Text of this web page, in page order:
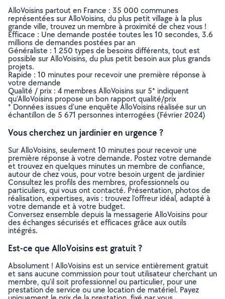
AlloVoisins partout en France : 35 000 communes
représentées sur AlloVoisins, du plus petit village à la plus
grande ville, trouvez un membre à proximité de chez vous !
Efficace : Une demande postée toutes les 10 secondes, 3.6
millions de demandes postées par an
Généraliste : 1 250 types de besoins différents, tout est
possible sur AlloVoisins, du plus petit besoin aux plus grands
projets.
Rapide : 10 minutes pour recevoir une première réponse à
votre demande
Qualité / prix : 4 membres AlloVoisins sur 5* indiquent
qu’AlloVoisins propose un bon rapport qualité/prix
* Données issues d’une enquête AlloVoisins réalisée sur un
échantillon de 5 671 personnes interrogées (Février 2024)
Vous cherchez un jardinier en urgence ?
Sur AlloVoisins, seulement 10 minutes pour recevoir une
première réponse à votre demande. Postez votre demande
et trouvez en quelques minutes un membre de confiance,
autour de chez vous, pour votre besoin urgent de jardinier
Consultez les profils des membres, professionnels ou
particuliers, qui vous ont contacté. Présentation, photos de
réalisation, expertises, avis : trouvez l'offreur idéal, adapté à
votre demande et à votre budget.
Conversez ensemble depuis la messagerie AlloVoisins pour
des échanges sécurisés et efficaces grâce aux outils
intégrés.
Est-ce que AlloVoisins est gratuit ?
Absolument ! AlloVoisins est un service entièrement gratuit
et sans aucune commission pour tout utilisateur cherchant un
membre, qu’il soit professionnel ou particulier, pour une
prestation de service ou une location de matériel. Payez